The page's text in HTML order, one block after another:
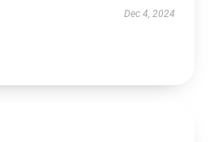
Dec 4, 2024